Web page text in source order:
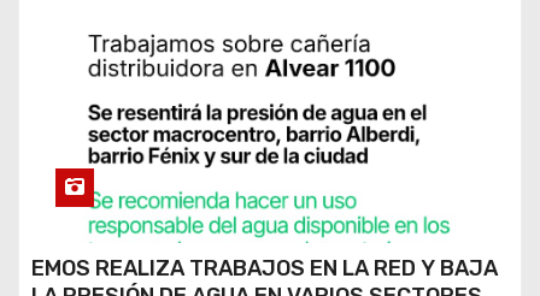
EMOS REALIZA TRABAJOS EN LA RED Y BAJA